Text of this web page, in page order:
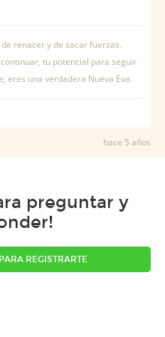
renacer y de sacar fuerzas.
tu potencial para seguir
eres una verdadera Nueva Eva.
hace 5 años
preguntar y
REGISTRARTE